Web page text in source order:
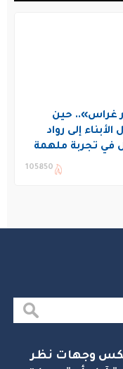
غراس».. حين
الأبناء إلى رواد
في تجربة ملهمة
غراس الصيفي105850
وجهات نظر